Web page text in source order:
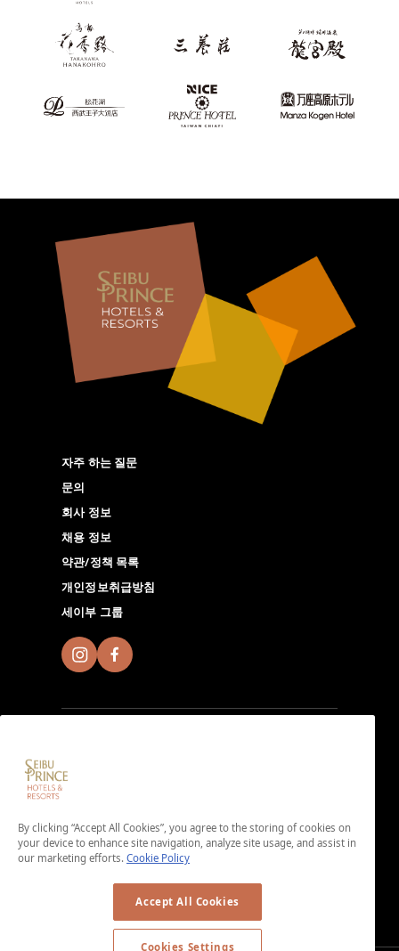
자주 하는 질문
문의
회사 정보
채용 정보
약관/정책 목록
개인정보취급방침
세이부 그룹
Seibu Prince Global Rewards에 가입하고 전 세계에 있
력 넘치는 시간을 체험해 보시기 바랍니다. 앱 다운로드하
기.
＜가입비・연회비 무료＞
By clicking “Accept All Cookies”, you agree to the storing of cookies on
your device to enhance site navigation, analyze site usage, and assist in
our marketing efforts. Cookie Policy
Accept All Cookies
Cookies Settings